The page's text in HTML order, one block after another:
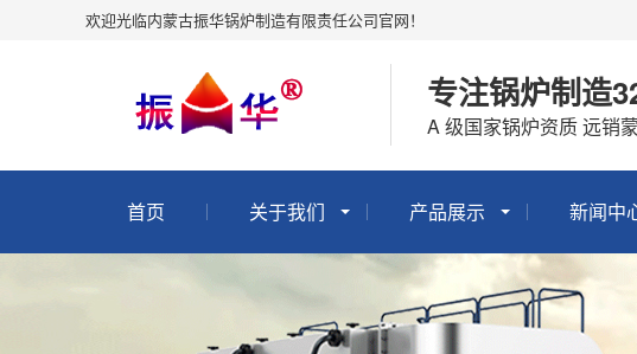
欢迎光临内蒙古振华锅炉制造有限责任公司官网！
专注锅炉制造
A 级国家锅炉资质 远销
首页 关于我们 产品展示 新闻中